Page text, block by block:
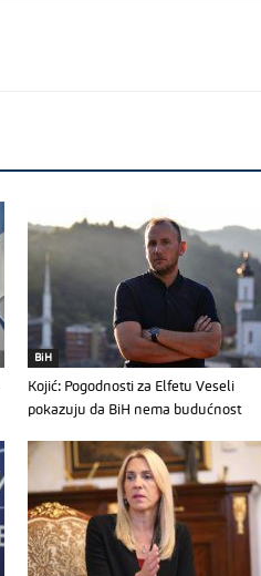
BiH
Kojić: Pogodnosti za Elfetu Veseli
pokazuju da BiH nema budućnost